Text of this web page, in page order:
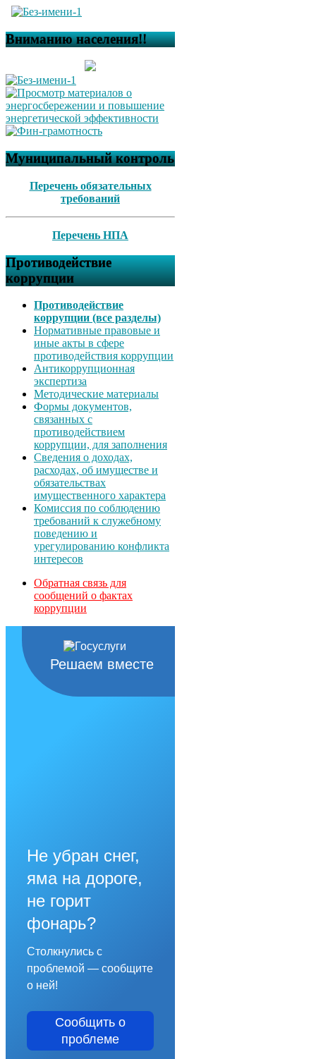
Вниманию населения!!
Муниципальный контроль
Перечень обязательных
требований
Перечень НПА
Противодействие
коррупции
Противодействие
коррупции (все разделы)
Нормативные правовые и
иные акты в сфере
противодействия коррупции
Антикоррупционная
экспертиза
Методические материалы
Формы документов,
связанных с
противодействием
коррупции, для заполнения
Сведения о доходах,
расходах, об имуществе и
обязательствах
имущественного характера
Комиссия по соблюдению
требований к служебному
поведению и
урегулированию конфликта
интересов
Обратная связь для
сообщений о фактах
коррупции
Решаем вместе
Не убран снег,
яма на дороге,
не горит
фонарь?
Столкнулись с
проблемой — сообщите
о ней!
Сообщить о
проблеме